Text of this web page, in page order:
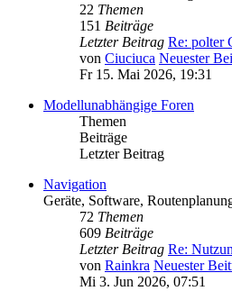
22 Themen
151 Beiträge
Letzter Beitrag Re: polter
von Ciuciuca Neuester
Fr 15. Mai 2026, 19:31
Modellunabhängige Foren
Themen
Beiträge
Letzter Beitrag
Navigation
Geräte, Software,
72 Themen
609 Beiträge
Letzter Beitrag Re:
von Rainkra Neuester
Mi 3. Jun 2026, 07:51